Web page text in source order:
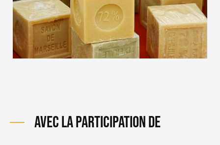
AVEC LA PARTICIPATION DE